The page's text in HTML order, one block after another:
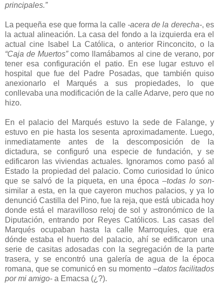
principales.”
La pequeña ese que forma la calle -acera de la derecha-, es
la actual alineación. La casa del fondo a la izquierda era el
actual cine Isabel La Católica, o anterior Rinconcito, o la
“Caja de Muertos”como llamábamos al cine de verano, por
tener esa configuración el patio. En ese lugar estuvo el
hospital que fue del Padre Posadas, que también quiso
anexionarlo el Marqués a sus propiedades, lo que
conllevaba una modificación de la calle Adarve, pero que no
hizo.
En el palacio del Marqués estuvo la sede de Falange, y
estuvo en pie hasta los sesenta aproximadamente. Luego,
inmediatamente antes de la descomposición de la
dictadura, se configuró una especie de fundación, y se
edificaron las viviendas actuales. Ignoramos como pasó al
Estado la propiedad del palacio. Como curiosidad lo único
que se salvó de la piqueta, en una época –todas lo son-
similar a esta, en la que cayeron muchos palacios, y ya lo
denunció Castilla del Pino, fue la reja, que está ubicada hoy
donde está el maravilloso reloj de sol y astronómico de la
Diputación, entrando por Reyes Católicos. Las casas del
Marqués ocupaban hasta la calle Marroquíes, que era
dónde estaba el huerto del palacio, ahí se edificaron una
serie de casitas adosadas con la segregación de la parte
trasera, y se encontró una galería de agua de la época
romana, que se comunicó en su momento –datos facilitados
por mi amigo- a Emacsa (¿?).